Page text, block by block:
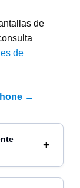
de
de
→